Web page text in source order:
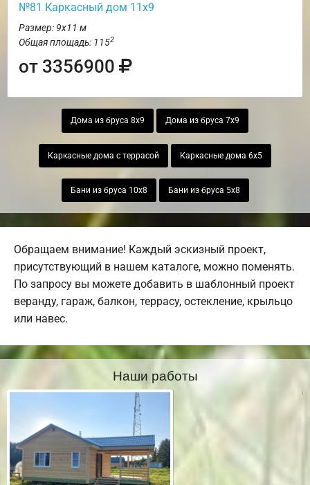
№81 Каркасный дом 11х9
Размер: 9х11 м
Общая площадь: 1152
от 3356900
Дома из бруса 8х9 Дома из бруса 7х9
Каркасные дома с террасой Каркасные дома 6х5
Бани из бруса 10х8 Бани из бруса 5х8
Обращаем внимание! Каждый эскизный проект,
присутствующий в нашем каталоге, можно поменять.
По запросу вы можете добавить в шаблонный проект
веранду, гараж, балкон, террасу, остекление, крыльцо
или навес.
Наши работы